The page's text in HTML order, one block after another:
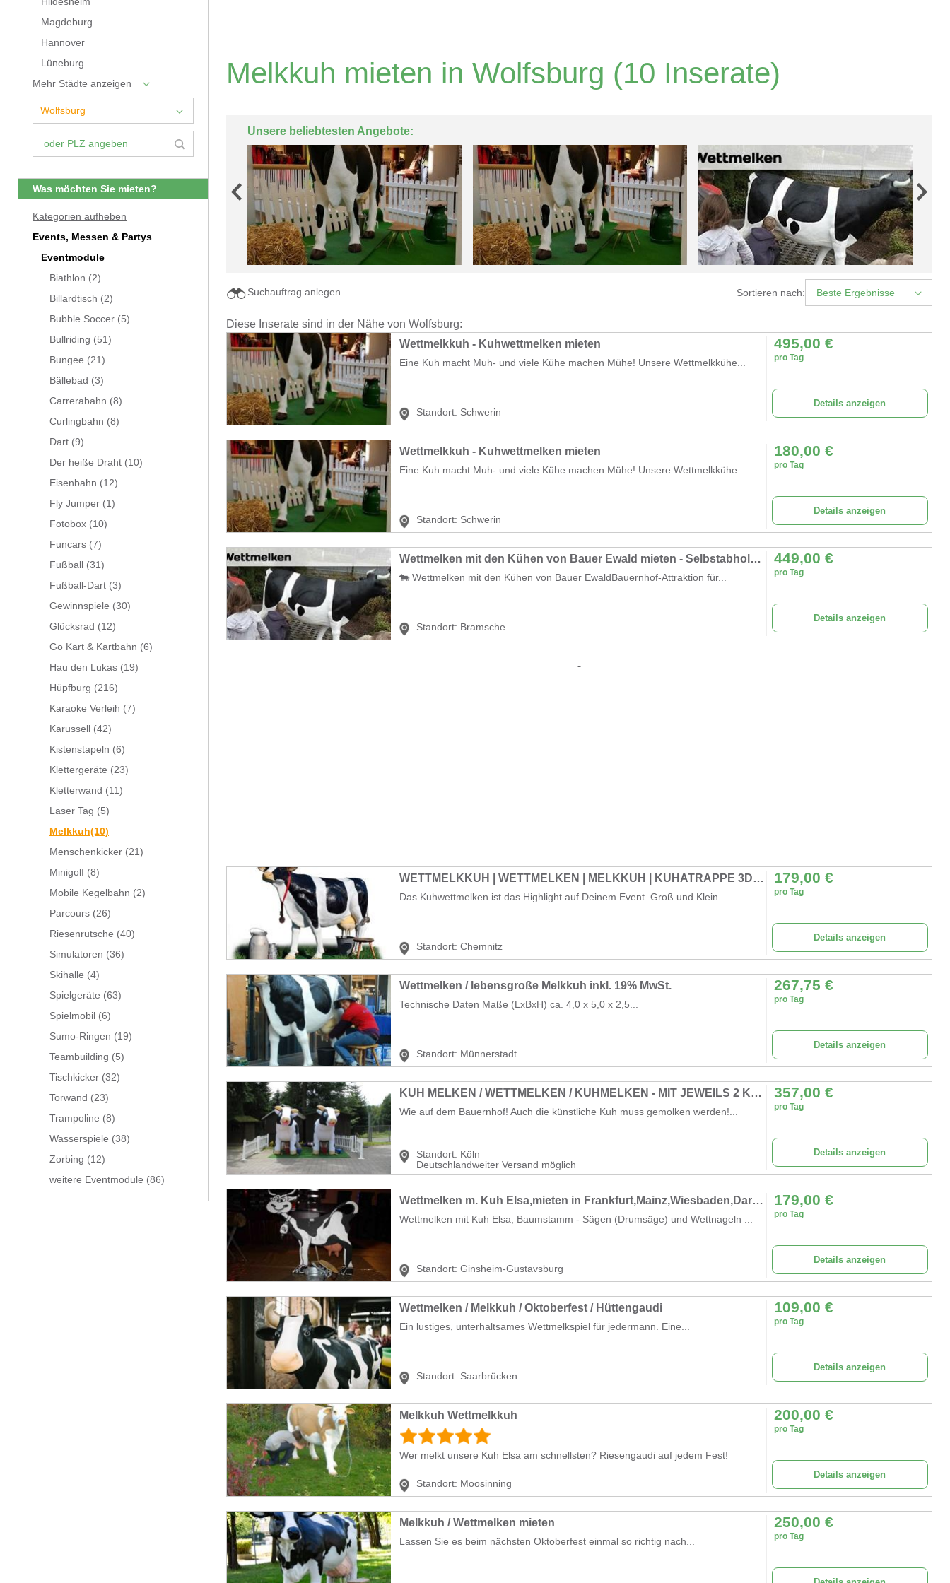
Magdeburg
Hannover
Lüneburg
Mehr Städte anzeigen
Was möchten Sie mieten?
Kategorien aufheben
Events, Messen & Partys
Eventmodule
Biathlon (2)
Billardtisch (2)
Bubble Soccer (5)
Bullriding (51)
Bungee (21)
Bällebad (3)
Carrerabahn (8)
Curlingbahn (8)
Dart (9)
Der heiße Draht (10)
Eisenbahn (12)
Fly Jumper (1)
Fotobox (10)
Funcars (7)
Fußball
(31)
Fußball-Dart (3)
Gewinnspiele (30)
Glücksrad (12)
Go Kart & Kartbahn (6)
Hau den Lukas (19)
Hüpfburg (216)
Karaoke Verleih (7)
Karussell
(42)
Kistenstapeln (6)
Klettergeräte (23)
Kletterwand (11)
Laser Tag (5)
Melkkuh(10)
Menschenkicker (21)
Minigolf (8)
Mobile Kegelbahn (2)
Parcours (26)
Riesenrutsche (40)
Simulatoren (36)
Skihalle (4)
Spielgeräte (63)
Spielmobil (6)
Sumo-Ringen (19)
Teambuilding (5)
Tischkicker (32)
Torwand (23)
Trampoline (8)
Wasserspiele (38)
Zorbing (12)
weitere Eventmodule (86)
Melkkuh mieten in Wolfsburg (10 Inserate)
Unsere beliebtesten Angebote:
Sortieren nach: Beste Ergebnisse
Suchauftrag anlegen
Diese Inserate sind in der Nähe von Wolfsburg:
Wettmelkkuh - Kuhwettmelken mieten
Eine Kuh macht Muh- und viele Kühe machen Mühe! Unsere Wettmelkkühe...
Standort: Schwerin
495,00 €
pro Tag
Details anzeigen
Wettmelkkuh - Kuhwettmelken mieten
Eine Kuh macht Muh- und viele Kühe machen Mühe! Unsere Wettmelkkühe...
Standort: Schwerin
180,00 €
pro Tag
Details anzeigen
Wettmelken mit den Kühen von Bauer Ewald mieten - Selbstabholer möglich
🐄 Wettmelken mit den Kühen von Bauer EwaldBauernhof-Attraktion für...
Standort: Bramsche
449,00 €
pro Tag
Details anzeigen
WETTMELKKUH | WETTMELKEN | MELKKUH | KUHATRAPPE 3D LEBENSGRÖßE
Das Kuhwettmelken ist das Highlight auf Deinem Event. Groß und Klein...
Standort: Chemnitz
179,00 €
pro Tag
Details anzeigen
Wettmelken / lebensgroße Melkkuh inkl. 19% MwSt.
Technische Daten Maße (LxBxH) ca. 4,0 x 5,0 x 2,5...
Standort: Münnerstadt
267,75 €
pro Tag
Details anzeigen
KUH MELKEN / WETTMELKEN / KUHMELKEN - MIT JEWEILS 2 KÜHEN!
Wie auf dem Bauernhof! Auch die künstliche Kuh muss gemolken werden!...
Standort: Köln
Deutschlandweiter Versand möglich
357,00 €
pro Tag
Details anzeigen
Wettmelken m. Kuh Elsa,mieten in Frankfurt,Mainz,Wiesbaden,Darmstadt
Wettmelken mit Kuh Elsa, Baumstamm - Sägen (Drumsäge) und Wettnageln ...
Standort: Ginsheim-Gustavsburg
179,00 €
pro Tag
Details anzeigen
Wettmelken / Melkkuh / Oktoberfest / Hüttengaudi
Ein lustiges, unterhaltsames Wettmelkspiel für jedermann. Eine...
Standort: Saarbrücken
109,00 €
pro Tag
Details anzeigen
Melkkuh Wettmelkkuh
Wer melkt unsere Kuh Elsa am schnellsten? Riesengaudi auf jedem Fest!
Standort: Moosinning
200,00 €
pro Tag
Details anzeigen
Melkkuh / Wettmelken mieten
Lassen Sie es beim nächsten Oktoberfest einmal so richtig nach...
250,00 €
pro Tag